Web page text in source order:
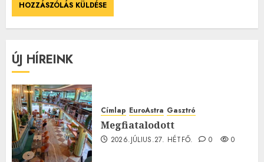
ÚJ HÍREINK
Címlap EuroAstra Gasztró
Megfiatalodott
2026.JÚLIUS.27. HÉTFŐ. 0 0